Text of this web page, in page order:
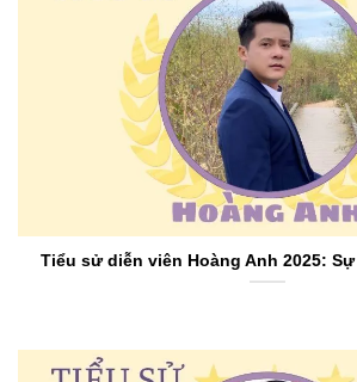
Tiểu sử diễn viên Hoàng Anh 2025: